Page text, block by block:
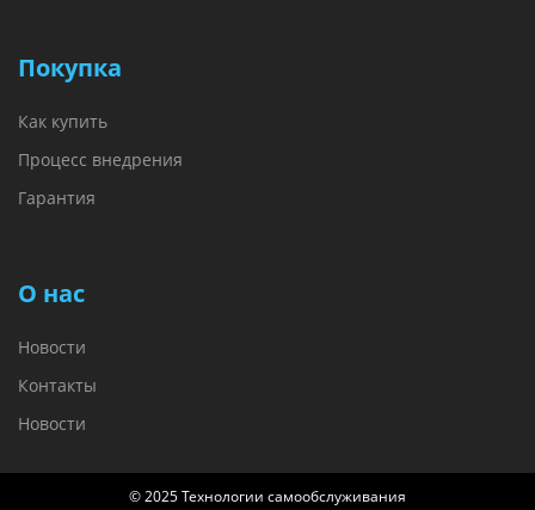
Покупка
Как купить
Процесс внедрения
Гарантия
О нас
Новости
Контакты
Новости
© 2025 Технологии самообслуживания